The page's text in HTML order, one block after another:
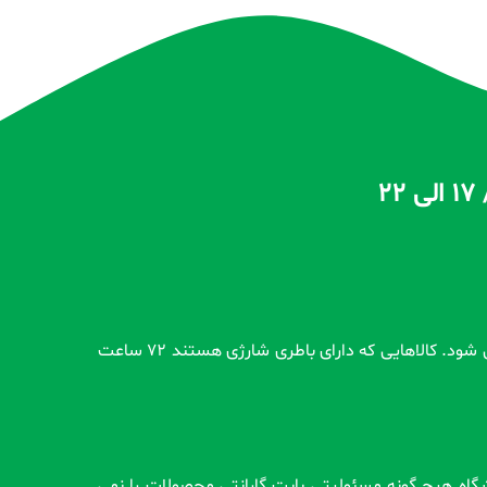
تمام محصولات بدون گارانتی قبل از اضافه شدن در سایت و بعد از ثبت سفارش مشتری کاملاً تست و از سلامت محصول اطمینان حاصل می شود. کالاهایی که دارای باطری شارژی هستند 72 ساعت